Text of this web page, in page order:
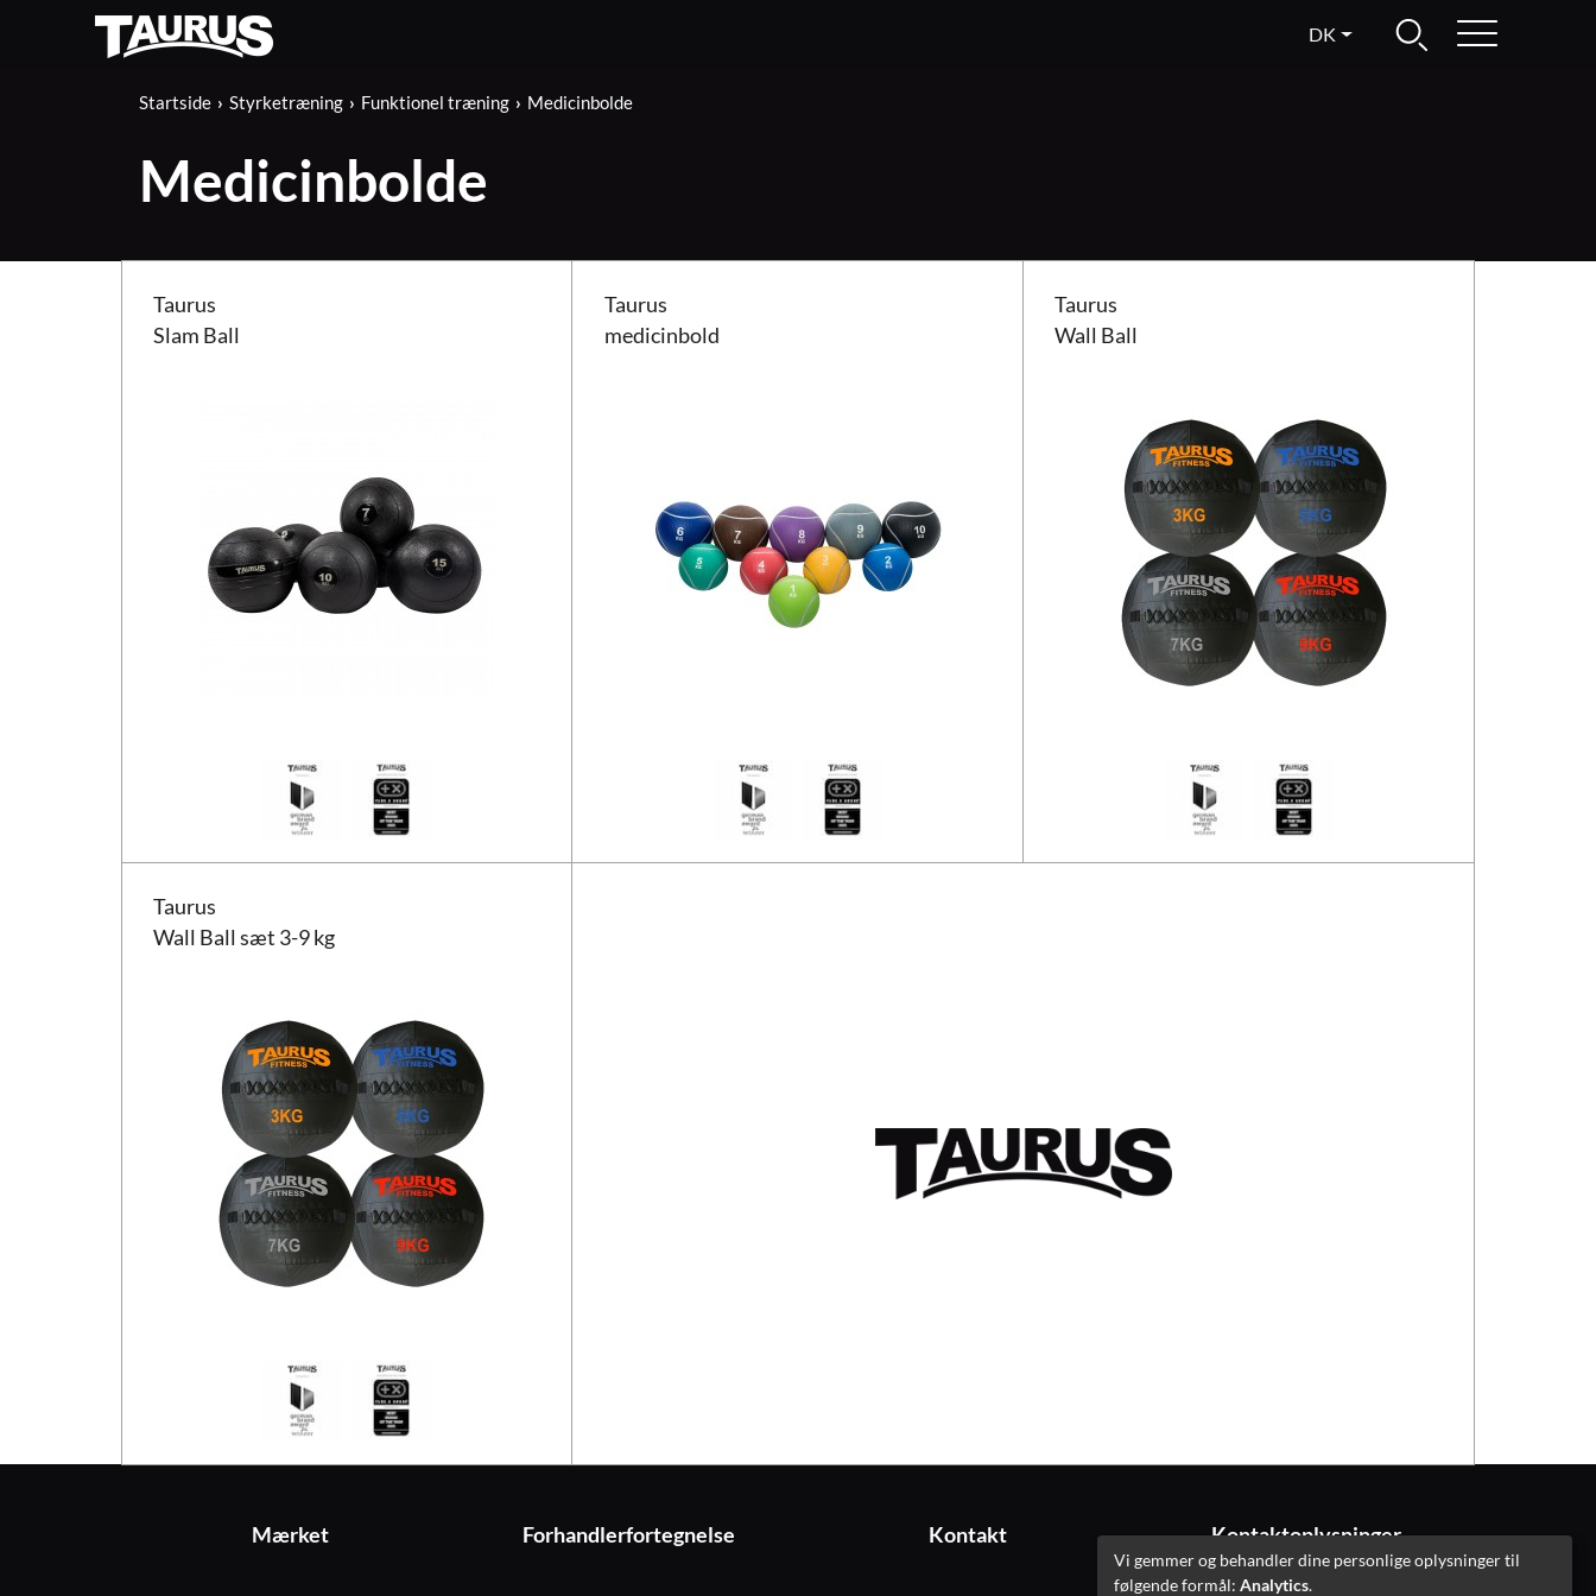
DK
Startside Styrketræning Funktionel træning Medicinbolde
Medicinbolde
Taurus
Slam Ball
Taurus
medicinbold
Taurus
Wall Ball
Taurus
Wall Ball sæt 3-9 kg
Mærket Forhandlerfortegnelse Kontakt Kontaktoplysninger
Vi gemmer og behandler dine personlige oplysninger til
følgende formål: Analytics.